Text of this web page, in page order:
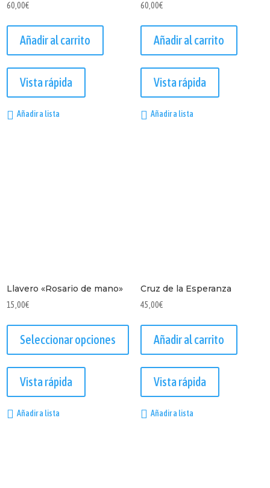
60,00€
Añadir al carrito
Vista rápida
Añadir a lista
60,00€
Añadir al carrito
Vista rápida
Añadir a lista
Llavero «Rosario de mano»
15,00€
Seleccionar opciones
producto
tiene
múltiples
Vista rápida
Añadir a lista
Cruz de la Esperanza
45,00€
Añadir al carrito
Vista rápida
Añadir a lista